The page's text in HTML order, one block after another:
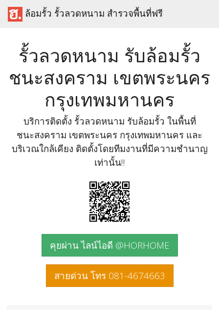
ล้อมรั้ว รั้วลวดหนาม สำรวจพื้นที่ฟรี
รั้วลวดหนาม รับล้อมรั้ว
ชนะสงคราม เขตพระนคร
กรุงเทพมหานคร
บริการติดตั้ง รั้วลวดหนาม รับล้อมรั้ว ในพื้นที่
ชนะสงคราม เขตพระนคร กรุงเทพมหานคร และ
บริเวณใกล้เคียง ติดตั้งโดยทีมงานที่มีความชำนาญ
เท่านั้น!!
คุยผ่าน ไลน์ไอดี @HORHOME
สายด่วน โทร 081-4674663